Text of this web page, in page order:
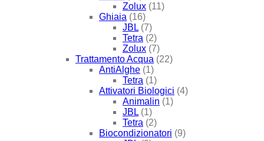
Zolux (11)
Ghiaia (16)
JBL (7)
Tetra (2)
Zolux (7)
Trattamento Acqua (22)
AntiAlghe (1)
Tetra (1)
Attivatori Biologici (4)
Animalin (1)
JBL (1)
Tetra (2)
Biocondizionatori (9)